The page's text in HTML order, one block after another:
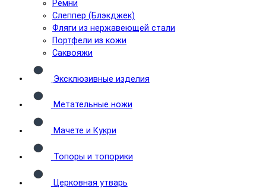
Ремни
Слеппер (Блэкджек)
Фляги из нержавеющей стали
Портфели из кожи
Саквояжи
Эксклюзивные изделия
Метательные ножи
Мачете и Кукри
Топоры и топорики
Церковная утварь